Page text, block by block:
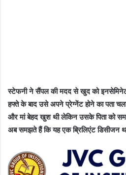
स्टेफनी ने सैंपल की मदद से खुद को
हफ्ते के बाद उसे अपने प्रेग्नेंट होने का पता
और मां बेहद खुश थी लेकिन उसके पिता को
अब समझते हैं कि यह एक ब्रिलिएंट डिसीजन